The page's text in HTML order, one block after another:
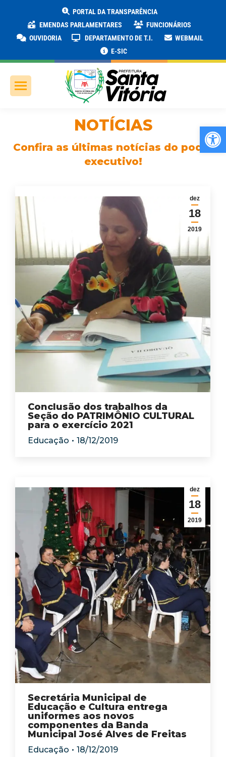
PORTAL DA TRANSPARÊNCIA
EMENDAS PARLAMENTARES
FUNCIONÁRIOS
OUVIDORIA
DEPARTAMENTO DE T.I.
WEBMAIL
E-SIC
NOTÍCIAS
Confira as últimas notícias do poder
executivo!
dez
18
2019
Conclusão dos trabalhos da
Seção do PATRIMÔNIO CULTURAL
para o exercício 2021
Educação 18/12/2019
dez
18
2019
Secretária Municipal de
Educação e Cultura entrega
uniformes aos novos
componentes da Banda
Municipal José Alves de Freitas
Educação 18/12/2019